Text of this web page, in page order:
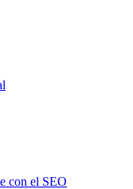
con el SEO